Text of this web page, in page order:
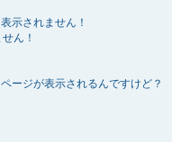
示されません！
ん！
ージが表示されるんですけど？